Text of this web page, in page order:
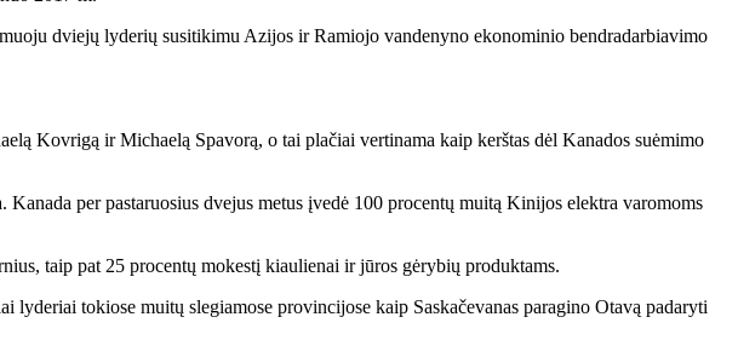
dviejų lyderių susitikimu Azijos ir Ramiojo vandenyno ekonominio bendradarbiavimo
Kovrigą ir Michaelą Spavorą, o tai plačiai vertinama kaip kerštas dėl Kanados suėmimo
per pastaruosius dvejus metus įvedė 100 procentų muitą Kinijos elektra varomoms
taip pat 25 procentų mokestį kiaulienai ir jūros gėrybių produktams.
tokiose muitų slegiamose provincijose kaip Saskačevanas paragino Otavą padaryti